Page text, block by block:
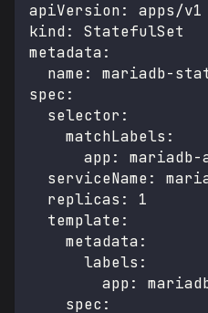
apiVersion:
apps/v1
kind:
StatefulSet
metadata:
name: mariadb-
spec :
selector :
matchLabels :
app: mariadb-
serviceName:
replicas :
1
template:
metadata:
labels :
app:
spec :